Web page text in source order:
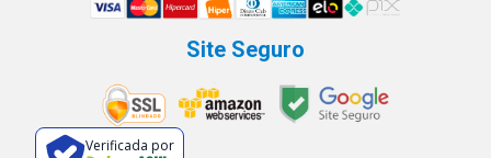
Site Seguro
Verificada por